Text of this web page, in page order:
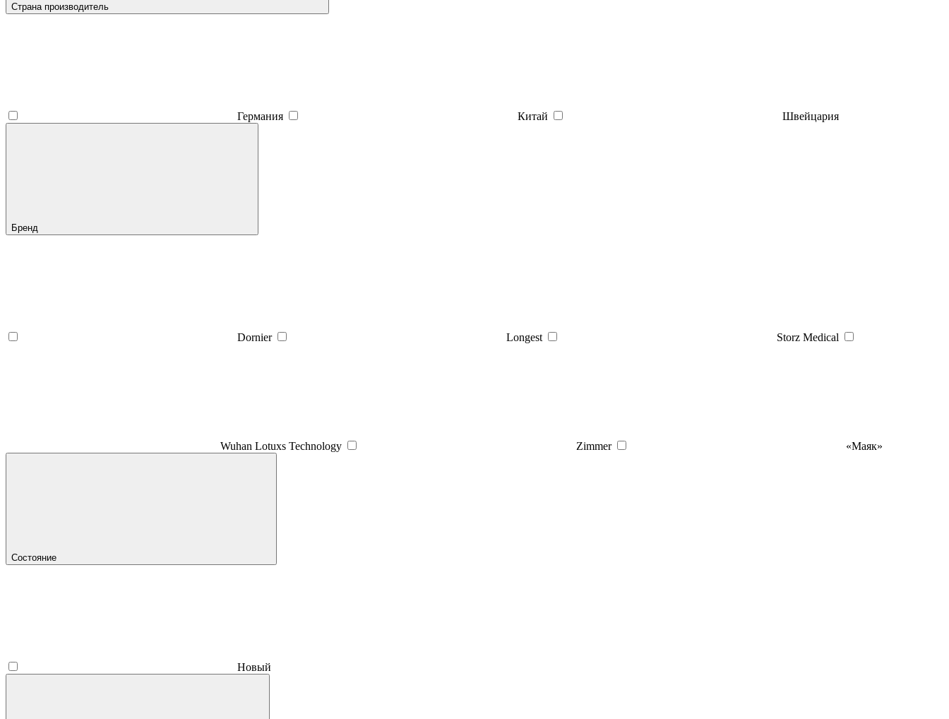
Страна производитель
Германия Китай Швейцария
Бренд
Dornier Longest Storz Medical
Wuhan Lotuxs Technology Zimmer «Маяк»
Состояние
Новый